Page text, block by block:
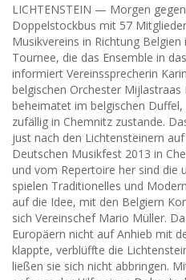
LICHTENSTEIN — Morgen
Doppelstockbus mit 57
Musikvereins in Richtung
Tournee, die das Ensemble in
informiert Vereinssprecherin
belgischen Orchester
beheimatet im belgischen
zufällig in Chemnitz zustande.
just nach den Lichtensteinern
Deutschen Musikfest 2013 in
und vom Repertoire her sind die
spielen Traditionelles und
auf die Idee, mit den Belgiern
sich Vereinschef Mario Müller.
Europäern nicht auf Anhieb mit
klappte, verblüffte die
ließen sie sich nicht abbringen.